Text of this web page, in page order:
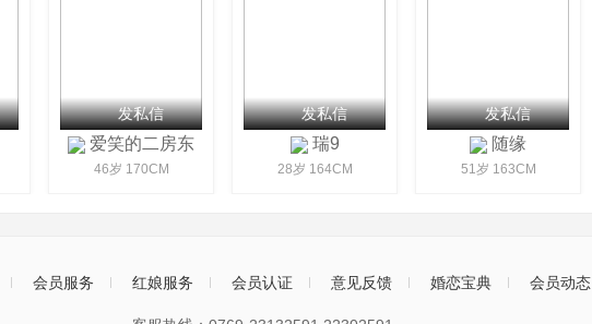
发私信
爱笑的二房东
46岁 170CM
发私信
瑞9
28岁 164CM
发私信
随缘
51岁 163CM
会员服务 红娘服务 会员认证 意见反馈 婚恋宝典 会员动态